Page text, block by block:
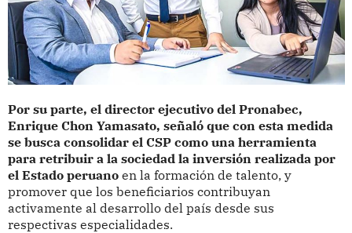
Por su parte, el director ejecutivo del Pronabec,
Enrique Chon Yamasato, señaló que con esta medida
se busca consolidar el CSP como una herramienta
para retribuir a la sociedad la inversión realizada por
el Estado peruano en la formación de talento, y
promover que los beneficiarios contribuyan
activamente al desarrollo del país desde sus
respectivas especialidades.